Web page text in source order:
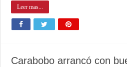
Leer mas...
Carabobo arrancó con